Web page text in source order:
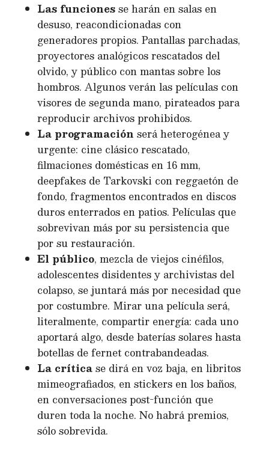
Las funcionesse harán en salas en
desuso, reacondicionadas con
generadores propios. Pantallas parchadas,
proyectores analógicos rescatados del
olvido, y público con mantas sobre los
hombros. Algunos verán las películas con
visores de segunda mano, pirateados para
reproducir archivos prohibidos.
La programación será heterogénea y
urgente: cine clásico rescatado,
filmaciones domésticas en 16 mm,
deepfakes de Tarkovski con reggaetón de
fondo, fragmentos encontrados en discos
duros enterrados en patios. Películas que
sobrevivan más por su persistencia que
por su restauración.
El público, mezcla de viejos cinéfilos,
adolescentes disidentes y archivistas del
colapso, se juntará más por necesidad que
por costumbre. Mirar una película será,
literalmente, compartir energía: cada uno
aportará algo, desde baterías solares hasta
botellas de fernet contrabandeadas.
La críticase dirá en voz baja, en libritos
mimeografiados, en stickers en los baños,
en conversaciones post-función que
duren toda la noche. No habrá premios,
sólo sobrevida.